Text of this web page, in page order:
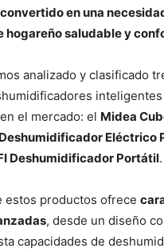
en una
hogareño saludable y
analizado y clasificado
inteligentes
el mercado: el Midea
Eléctrico
Deshumidificador Portátil.
estos productos ofrece
, desde un diseño
capacidades de